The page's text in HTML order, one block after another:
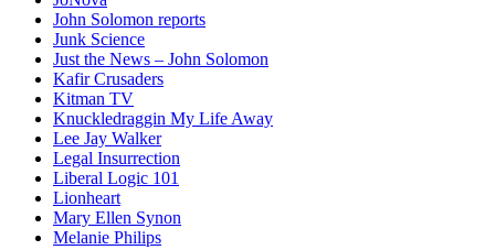
John Solomon reports
Junk Science
Just the News – John Solomon
Kafir Crusaders
Kitman TV
Knuckledraggin My Life Away
Lee Jay Walker
Legal Insurrection
Liberal Logic 101
Lionheart
Mary Ellen Synon
Melanie Philips